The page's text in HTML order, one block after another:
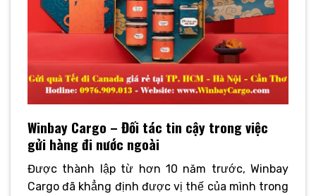
Winbay Cargo – Đối tác tin cậy trong việc
gửi hàng đi nước ngoài
Được thành lập từ hơn 10 năm trước, Winbay
Cargo đã khẳng định được vị thế của mình trong